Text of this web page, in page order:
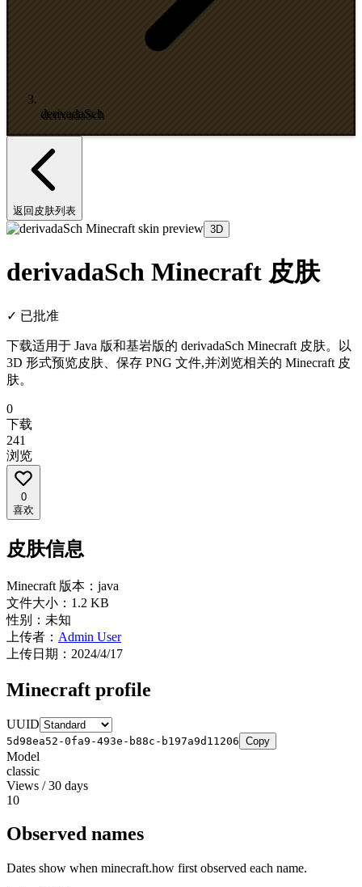
derivadaSch
返回皮肤列表
3D
derivadaSch Minecraft 皮肤
✓ 已批准
下载适用于 Java 版和基岩版的 derivadaSch Minecraft 皮肤。以
3D 形式预览皮肤、保存 PNG 文件,并浏览相关的 Minecraft 皮
肤。
0
下载
241
浏览
0
喜欢
皮肤信息
Minecraft 版本： java
文件大小： 1.2 KB
性别： 未知
上传者： Admin User
上传日期： 2024/4/17
Minecraft profile
UUID
5d98ea52-0fa9-493e-b88c-b197a9d11206 Copy
Model
classic
Views / 30 days
10
Observed names
Dates show when minecraft.how first observed each name.